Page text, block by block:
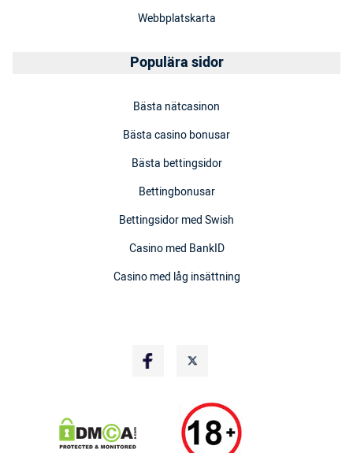
Webbplatskarta
Populära sidor
Bästa nätcasinon
Bästa casino bonusar
Bästa bettingsidor
Bettingbonusar
Bettingsidor med Swish
Casino med BankID
Casino med låg insättning